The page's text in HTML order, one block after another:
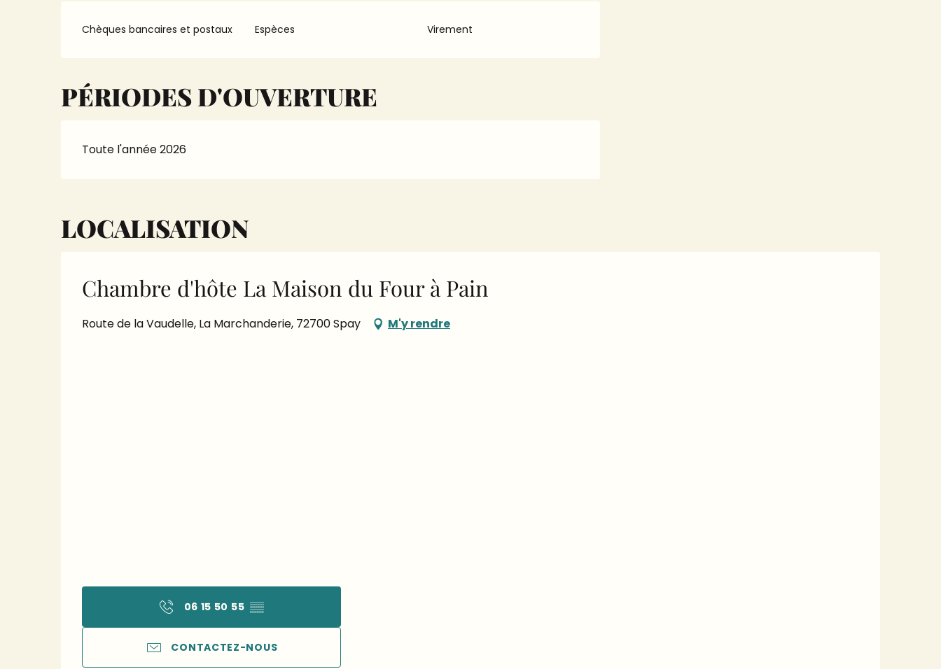
Chèques bancaires et postaux Espèces Virement
PÉRIODES D'OUVERTURE
Toute l'année 2026
LOCALISATION
Chambre d'hôte La Maison du Four à Pain
Route de la Vaudelle, La Marchanderie, 72700 Spay M'y rendre
06 15 50 55 ▒▒
CONTACTEZ-NOUS